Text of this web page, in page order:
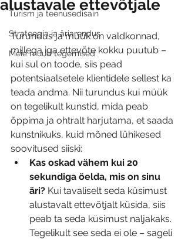
Turism ja teenusedisain
Strateegia ja äriarendus
Meie muud tegemised
alustavale ettevõtjale
Turundus ja müük on valdkonnad,
millega iga ettevõte kokku puutub –
kui sul on toode, siis pead
potentsiaalsetele klientidele sellest ka
teada andma. Nii turundus kui müük
on tegelikult kunstid, mida peab
õppima ja ohtralt harjutama, et saada
kunstnikuks, kuid mõned lühikesed
soovitused siiski:
Kas oskad vähem kui 20
sekundiga öelda, mis on sinu
äri? Kui tavaliselt seda küsimust
alustavalt ettevõtjalt küsida, siis
peab ta seda küsimust naljakaks.
Tegelikult see seda ei ole – sageli